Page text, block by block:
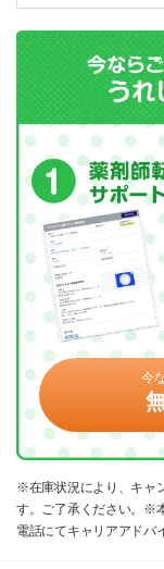
今
※在庫状況により、キャ
す。ご了承ください。※
電話にてキャリアアドバ